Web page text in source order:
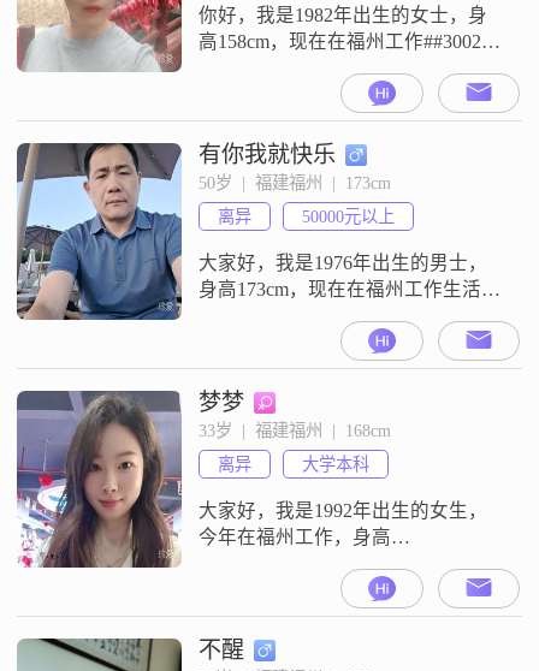
你好，我是1982年出生的女士，身
高158cm，现在在福州工作##3002##
关于我的性格和想法，我比较追求
稳定安逸的生活状态##3002##在一
段关系里，我觉得互相尊重是基
础，两个人的相处需要双向付出，
这样感情才能长久维持下去
##3002##我目前生活在福州，希望
在这里找到合适的另一半##3002##
对于未来的生活，
有你我就快乐
50岁  |  福建福州  |  173cm
离异
50000元以上
大家好，我是1976年出生的男士，
身高173cm，现在在福州工作生活
50000元之间，学历是高中及以下
##3002##我是一个稳重可靠的人，
平时做事自信果断，责任感比较强
##3002##生活态度上，我保持乐观
积极，性格随和易相处##3002##平
时为人处世比较成熟稳重，也有耐
心
梦梦
33岁  |  福建福州  |  168cm
离异
大学本科
大家好，我是1992年出生的女生，
今年在福州工作，身高
科，目前的月收入在8001到12000元
之间##3002##关于我的性格，身边
的朋友评价我是一个开朗爱笑的
不醒